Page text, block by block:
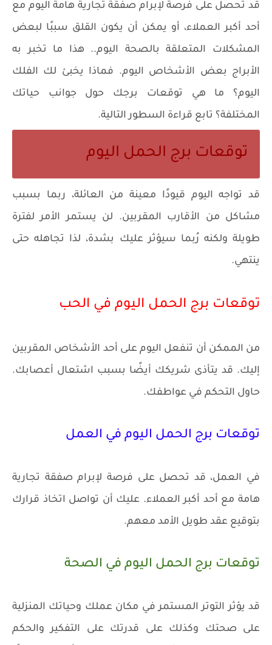
قد تحصل على فرصة لإبرام صفقة تجارية هامة اليوم مع
أحد أكبر العملاء، أو يمكن أن يكون القلق سببًا لبعض
المشكلات المتعلقة بالصحة اليوم.. هذا ما تخبر به
الأبراج بعض الأشخاص اليوم. فماذا يخبئ لك الفلك
اليوم؟ ما هي توقعات برجك حول جوانب حياتك
المختلفة؟ تابع قراءة السطور التالية.
توقعات برج الحمل اليوم
قد تواجه اليوم قيودًا معينة من العائلة، ربما بسبب
مشاكل من الأقارب المقربين. لن يستمر الأمر لفترة
طويلة ولكنه رُبما سيؤثر عليك بشدة، لذا تجاهله حتى
ينتهي.
توقعات برج الحمل اليوم في الحب
من الممكن أن تنفعل اليوم على أحد الأشخاص المقربين
إليك. قد يتأذى شريكك أيضًا بسبب اشتعال أعصابك.
حاول التحكم في عواطفك.
توقعات برج الحمل اليوم في العمل
في العمل، قد تحصل على فرصة لإبرام صفقة تجارية
هامة مع أحد أكبر العملاء. عليك أن تواصل اتخاذ قرارك
بتوقيع عقد طويل الأمد معهم.
توقعات برج الحمل اليوم في الصحة
قد يؤثر التوتر المستمر في مكان عملك وحياتك المنزلية
على صحتك وكذلك على قدرتك على التفكير والحكم